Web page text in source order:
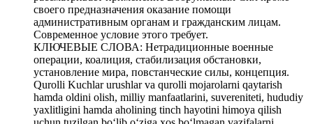
своего предназначения оказание помощи
административным органам и гражданским лицам.
Современное условие этого требует.
КЛЮЧЕВЫЕ СЛОВА: Нетрадиционные военные
операции, коалиция, стабилизация обстановки,
установление мира, повстанческие силы, концепция.
Qurolli Kuchlar urushlar va qurolli mojarolarni qaytarish
hamda oldini olish, milliy manfaatlarini, suvereniteti, hududiy
yaxlitligini hamda aholining tinch hayotini himoya qilish